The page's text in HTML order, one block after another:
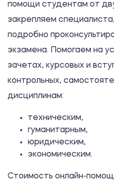
помощи студентам от
закрепляем
подробно
экзамена. Помогаем на
зачетах, курсовых и
контрольных,
дисциплинам:
техническим,
гуманитарным,
юридическим,
экономическим.
Стоимость онлайн-